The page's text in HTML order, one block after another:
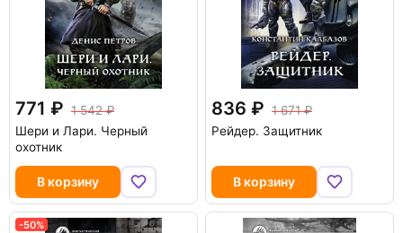
771
1 542
Шери и Лари. Черный
охотник
В корзину
836
1 671
Рейдер. Защитник
В корзину
-50%